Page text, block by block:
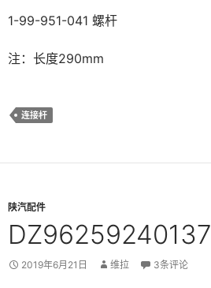
1-99-951-041 螺杆
注：长度290mm
连接杆
陕汽配件
DZ96259240137
2019年6月21日 维拉 3条评论